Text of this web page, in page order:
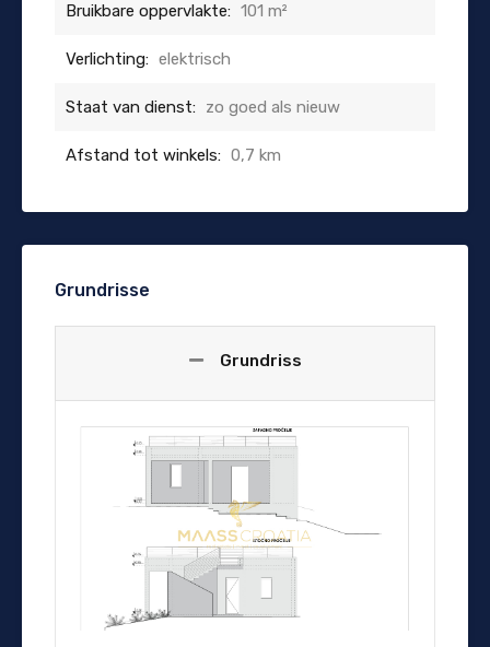
Bruikbare oppervlakte: 101 m²
Verlichting: elektrisch
Staat van dienst: zo goed als nieuw
Afstand tot winkels: 0,7 km
Grundrisse
Grundriss